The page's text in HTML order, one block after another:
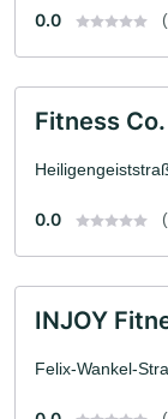
0.0
Fitness
0.0
INJOY
Felix-Wankel-